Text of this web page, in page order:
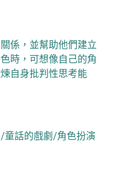
係，並幫助他們建立
時，可想像自己的角
自身批判性思考能
童話的戲劇/角色扮演